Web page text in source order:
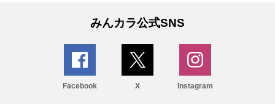
みんカラ公式SNS
Facebook X Instagram